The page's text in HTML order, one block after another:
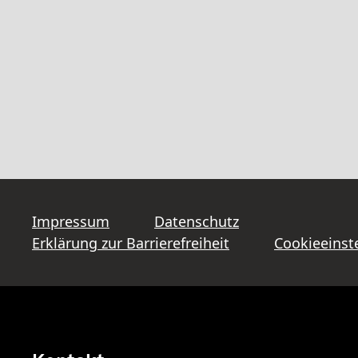
Impressum
Datenschutz
Erklärung zur Barrierefreiheit